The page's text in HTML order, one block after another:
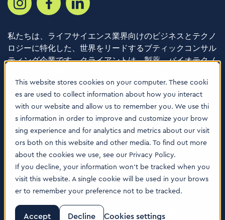
This website stores cookies on your computer. These cooki
es are used to collect information about how you interact
with our website and allow us to remember you. We use thi
s information in order to improve and customize your brow
sing experience and for analytics and metrics about our visit
ors both on this website and other media. To find out more
about the cookies we use, see our Privacy Policy.
If you decline, your information won’t be tracked when you
visit this website. A single cookie will be used in your brows
er to remember your preference not to be tracked.
Cookies settings
Accept Decline
私たちは、ライフサイエンス業界向けのビジネスとテクノ
ロジーに特化した、世界をリードするブティックコンサル
ティング企業です。クライアントは、製薬、バイオテクノ
企業です。
位置
テンピンについて
ソフトウェア
© 2026 Tenthpin AG | Illustrations by:www.till-lauer.ch